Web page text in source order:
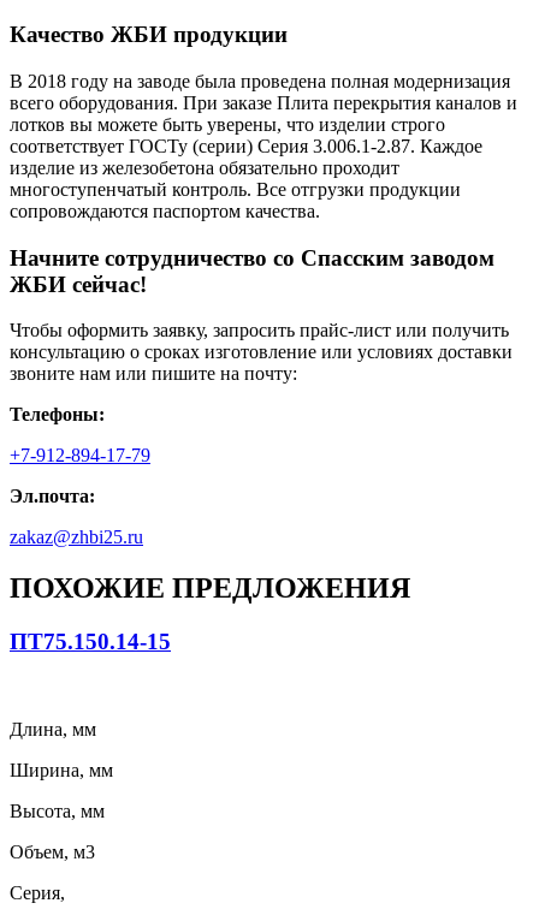
Качество ЖБИ продукции
В 2018 году на заводе была проведена полная модернизация
всего оборудования. При заказе Плита перекрытия каналов и
лотков вы можете быть уверены, что изделии строго
соответствует ГОСТу (серии) Серия 3.006.1-2.87. Каждое
изделие из железобетона обязательно проходит
многоступенчатый контроль. Все отгрузки продукции
сопровождаются паспортом качества.
Начните сотрудничество со Cпасским заводом
ЖБИ сейчас!
Чтобы оформить заявку, запросить прайс-лист или получить
консультацию о сроках изготовление или условиях доставки
звоните нам или пишите на почту:
Телефоны:
+7-912-894-17-79
Эл.почта:
zakaz@zhbi25.ru
ПОХОЖИЕ ПРЕДЛОЖЕНИЯ
ПТ75.150.14-15
Длина, мм
Ширина, мм
Высота, мм
Объем, м3
Серия,